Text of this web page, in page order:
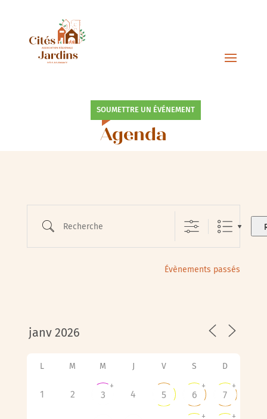
SOUMETTRE UN ÉVÉNEMENT
Agenda
Évènements passés
L M M J V S D
1 2 3
+
4 5 6
+
7
+
+ +